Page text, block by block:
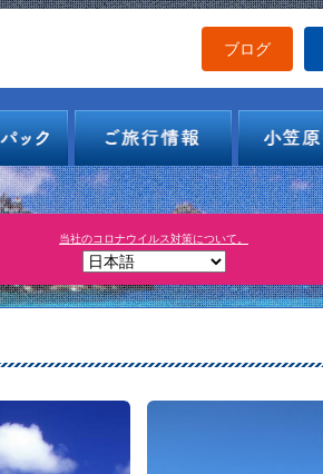
ブログ
当社のコロナウイルス対策について。